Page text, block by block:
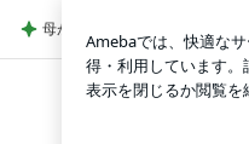
ﾗｸﾙｸﾙｸﾙ奇跡を起こすぞ
母が忘れ悔しい440万の保険料